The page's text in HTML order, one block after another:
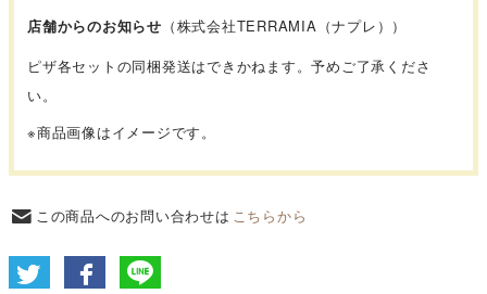
店舗からのお知らせ （株式会社TERRAMIA（ナプレ））
ピザ各セットの同梱発送はできかねます。予めご了承くださ
い。
※商品画像はイメージです。
この商品へのお問い合わせは こちらから